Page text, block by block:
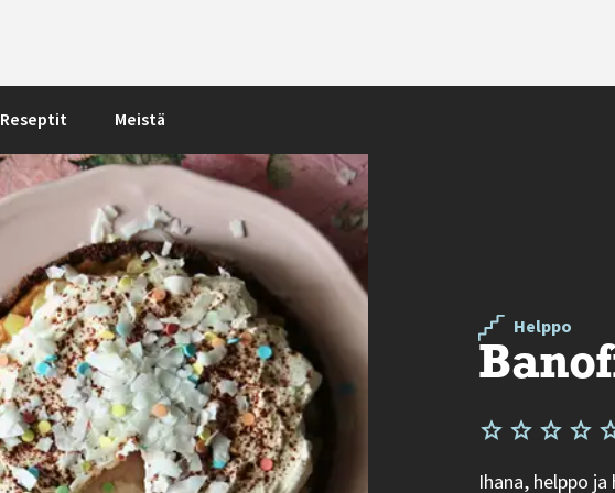
Reseptit Meistä
Helppo
Ihana, helppo